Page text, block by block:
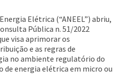
Elétrica (“ANEEL”) abriu,
Pública n. 51/2022
visa aprimorar os
e as regras de
no ambiente regulatório do
de energia elétrica em micro ou